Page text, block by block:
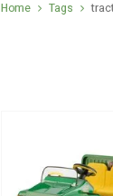
Home Tags